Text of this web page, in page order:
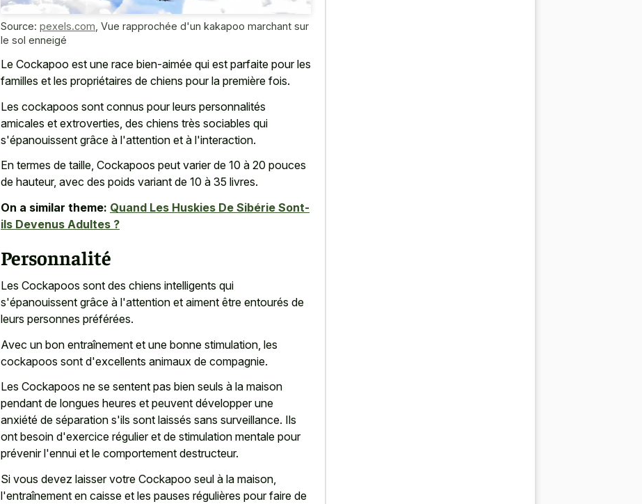
Source: pexels.com Vue rapprochée d'un kakapoo marchant sur
le sol enneigé
Le Cockapoo est une race bien-aimée qui est parfaite pour les
familles et les propriétaires de chiens pour la première fois.
Les cockapoos sont connus pour leurs personnalités
amicales et extroverties, des chiens très sociables qui
s'épanouissent grâce à l'attention et à l'interaction.
En termes de taille, Cockapoos peut varier de 10 à 20 pouces
de hauteur, avec des poids variant de 10 à 35 livres.
On a similar theme: Quand Les Huskies De Sibérie Sont-
ils Devenus Adultes ?
Personnalité
Les Cockapoos sont des chiens intelligents qui
s'épanouissent grâce à l'attention et aiment être entourés de
leurs personnes préférées.
Avec un bon entraînement et une bonne stimulation, les
cockapoos sont d'excellents animaux de compagnie.
Les Cockapoos ne se sentent pas bien seuls à la maison
pendant de longues heures et peuvent développer une
anxiété de séparation s'ils sont laissés sans surveillance. Ils
ont besoin d'exercice régulier et de stimulation mentale pour
prévenir l'ennui et le comportement destructeur.
Si vous devez laisser votre Cockapoo seul à la maison,
l'entraînement en caisse et les pauses régulières pour faire de